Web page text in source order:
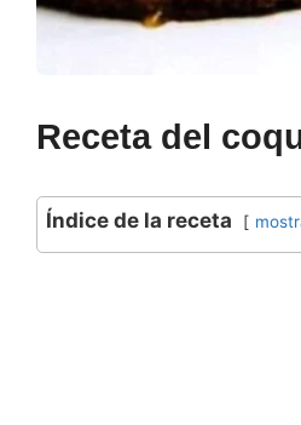
Receta del
Índice de la receta